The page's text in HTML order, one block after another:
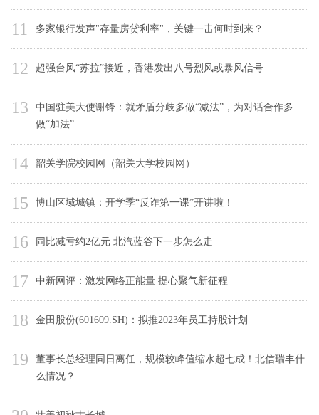
11 多家银行发声"存量房贷利率"，关键一击何时到来？
12 超强台风“苏拉”接近，香港发出八号烈风或暴风信号
13
中国驻美大使谢锋：就矛盾分歧多做“减法”，为对话合作多
做“加法”
14 韶关学院校园网（韶关大学校园网）
15 博山区域城镇：开学季“反诈第一课”开讲啦！
16 同比减亏约2亿元 北汽蓝谷下一步怎么走
17 中新网评：激发网络正能量 提心聚气新征程
18 金田股份(601609.SH)：拟推2023年员工持股计划
19
董事长总经理同日离任，规模较峰值缩水超七成！北信瑞丰什
么情况？